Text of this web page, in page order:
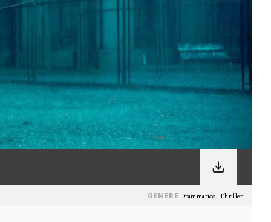
GENERE Drammatico Thriller